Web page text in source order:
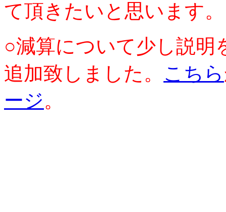
て頂きたいと思います。
○減算について少し説明
追加致しました。 こちら
ージ。